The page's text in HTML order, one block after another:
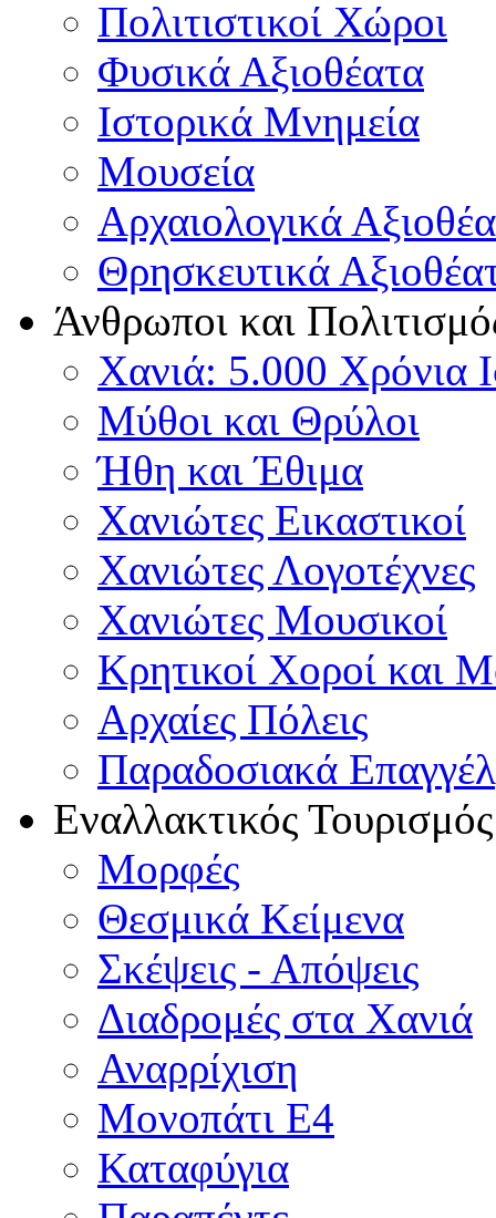
Πολιτιστικοί Χώροι
Φυσικά Αξιοθέατα
Ιστορικά Μνημεία
Μουσεία
Αρχαιολογικά
Θρησκευτικά
Άνθρωποι και
Χανιά: 5.000 Χρόνια
Μύθοι και Θρύλοι
Ήθη και Έθιμα
Χανιώτες Εικαστικοί
Χανιώτες Λογοτέχνες
Χανιώτες Μουσικοί
Κρητικοί Χοροί και
Αρχαίες Πόλεις
Παραδοσιακά
Εναλλακτικός Τουρισμός
Μορφές
Θεσμικά Κείμενα
Σκέψεις - Απόψεις
Διαδρομές στα Χανιά
Αναρρίχιση
Μονοπάτι Ε4
Καταφύγια